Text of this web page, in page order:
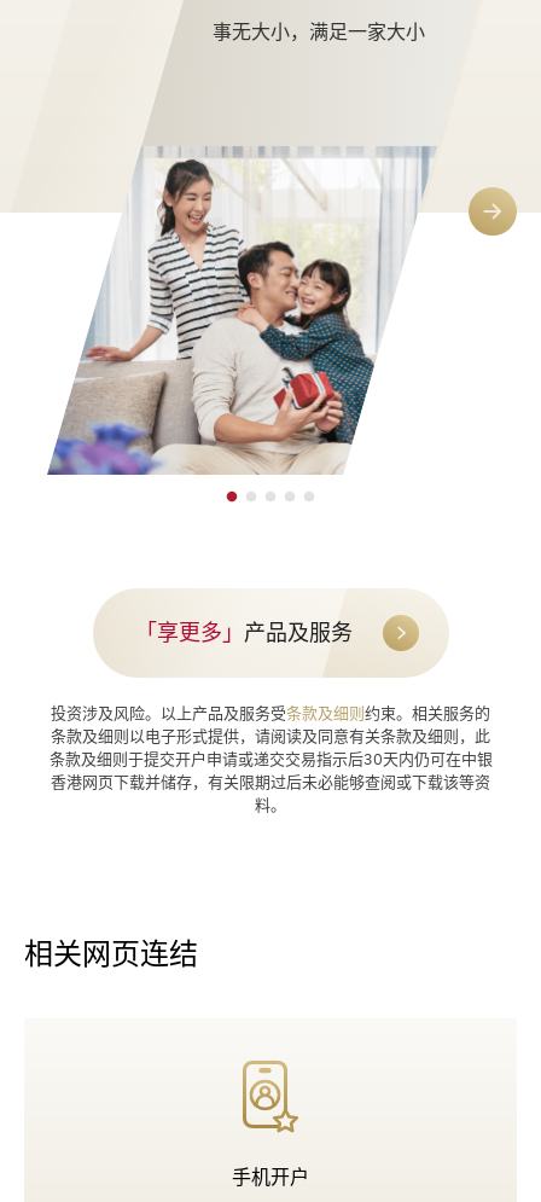
事无大小，满足一家大小
「享更多」 产品及服务
投资涉及风险。以上产品及服务受条款及细则约束。相关服务的
条款及细则以电子形式提供，请阅读及同意有关条款及细则，此
条款及细则于提交开户申请或递交交易指示后30天内仍可在中银
香港网页下载并储存，有关限期过后未必能够查阅或下载该等资
料。
相关网页连结
手机开户